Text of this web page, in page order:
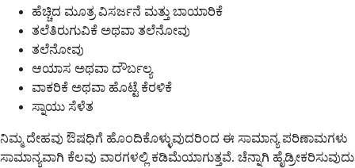
ಹೆಚ್ಚಿದ ಮೂತ್ರ ವಿಸರ್ಜನೆ ಮತ್ತು ಬಾಯಾರಿಕೆ
ತಲೆತಿರುಗುವಿಕೆ ಅಥವಾ ತಲೆನೋವು
ತಲೆನೋವು
ಆಯಾಸ ಅಥವಾ ದೌರ್ಬಲ್ಯ
ವಾಕರಿಕೆ ಅಥವಾ ಹೊಟ್ಟೆ ಕೆರಳಿಕೆ
ಸ್ನಾಯು ಸೆಳೆತ
ನಿಮ್ಮ ದೇಹವು ಔಷಧಿಗೆ ಹೊಂದಿಕೊಳ್ಳುವುದರಿಂದ ಈ ಸಾಮಾನ್ಯ ಪರಿಣಾಮಗಳು
ಸಾಮಾನ್ಯವಾಗಿ ಕೆಲವು ವಾರಗಳಲ್ಲಿ ಕಡಿಮೆಯಾಗುತ್ತವೆ. ಚೆನ್ನಾಗಿ ಹೈಡ್ರೀಕರಿಸುವುದು